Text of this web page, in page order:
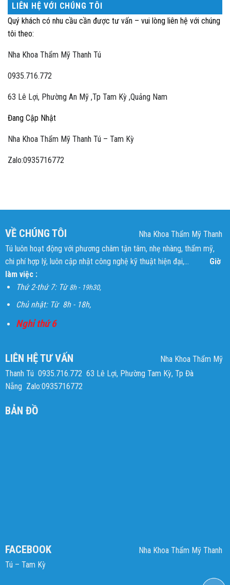
LIÊN HỆ VỚI CHÚNG TÔI
Quý khách có nhu cầu cần được tư vấn – vui lòng liên hệ với chúng
tôi theo:
Nha Khoa Thẩm Mỹ Thanh Tú
0935.716.772
63 Lê Lợi, Phường An Mỹ ,Tp Tam Kỳ ,Quảng Nam
Đang Cập Nhật
Nha Khoa Thẩm Mỹ Thanh Tú – Tam Kỳ
Zalo:0935716772
VỀ CHÚNG TÔI
Nha Khoa Thẩm Mỹ Thanh
Tú luôn hoạt động với phương châm tận tâm, nhẹ nhàng, thẩm mỹ,
chi phí hợp lý, luôn cập nhật công nghệ kỹ thuật hiện đại,...
Giờ
làm việc :
Thứ 2-thứ 7: Từ8h - 19h30,
Chủ nhật: Từ 8h - 18h,
Nghỉ thứ 6
LIÊN HỆ TƯ VẤN
Nha Khoa Thẩm Mỹ
Thanh Tú 0935.716.772 63 Lê Lợi, Phường Tam Kỳ, Tp Đà
Nẵng Zalo:0935716772
BẢN ĐỒ
FACEBOOK
Nha Khoa Thẩm Mỹ Thanh
Tú – Tam Kỳ